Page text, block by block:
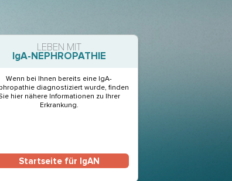
LEBEN MIT
IgA-NEPHROPATHIE
Wenn bei Ihnen bereits eine IgA-
diagnostiziert wurde, finden
hier nähere Informationen zu Ihrer
Erkrankung.
Startseite für IgAN